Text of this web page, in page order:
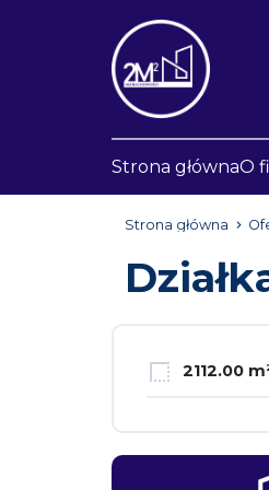
Strona głównaO
Strona główna
2112.00